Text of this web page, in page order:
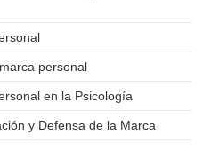
personal
en la Psicología
y Defensa de la Marca